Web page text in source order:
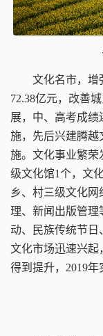
文化名市，增
72.38亿元，改善
展，中、高考成
施，先后兴建腾越
施。文化事业繁荣
级文化馆1个，文
乡、村三级文化
理、新闻出版管
动、民族传统节日
文化市场迅速兴起
得到提升，2019年